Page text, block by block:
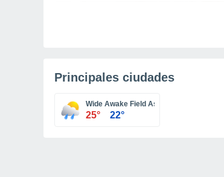
Principales ciudades
Wide Awake Field Ascension Island
25° 22°